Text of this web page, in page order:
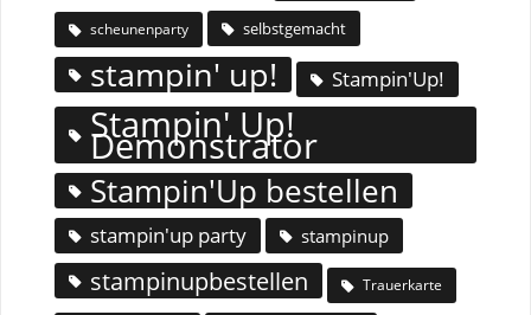
scheunenparty selbstgemacht
stampin' up! Stampin'Up!
Stampin' Up!
Demonstrator
Stampin'Up bestellen
stampin'up party stampinup
stampinupbestellen Trauerkarte